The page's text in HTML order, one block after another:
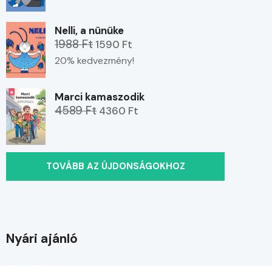
Nelli, a nünüke
1988 Ft 1590 Ft
20% kedvezmény!
Marci kamaszodik
4589 Ft 4360 Ft
TOVÁBB AZ ÚJDONSÁGOKHOZ
Nyári ajánló